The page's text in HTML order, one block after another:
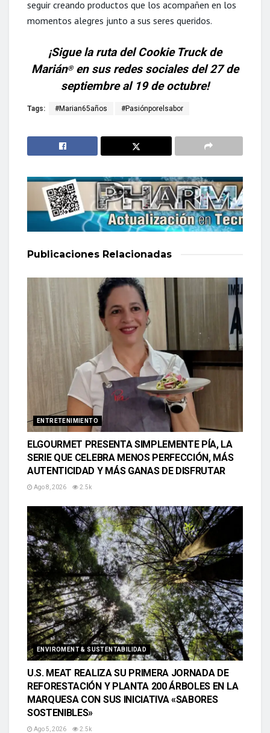
seguir creando productos que los acompañen en los
momentos alegres junto a sus seres queridos.
¡Sigue la ruta del Cookie Truck de
Marián®en sus redes sociales del 27 de
septiembre al 19 de octubre!
Tags: #Marian65años #Pasiónporelsabor
Publicaciones Relacionadas
ENTRETENIMIENTO
ELGOURMET PRESENTA SIMPLEMENTE PÍA, LA
SERIE QUE CELEBRA MENOS PERFECCIÓN, MÁS
AUTENTICIDAD Y MÁS GANAS DE DISFRUTAR
Ago 8, 2026 2.5k
ENVIROMENT & SUSTENTABILIDAD
U.S. MEAT REALIZA SU PRIMERA JORNADA DE
REFORESTACIÓN Y PLANTA 200 ÁRBOLES EN LA
MARQUESA CON SUS INICIATIVA «SABORES
SOSTENIBLES»
Ago 5, 2026 2.5k